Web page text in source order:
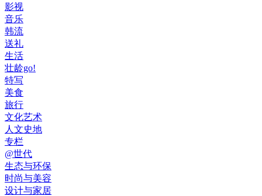
影视
音乐
韩流
送礼
生活
壮龄go!
特写
美食
旅行
文化艺术
人文史地
专栏
@世代
生态与环保
时尚与美容
设计与家居